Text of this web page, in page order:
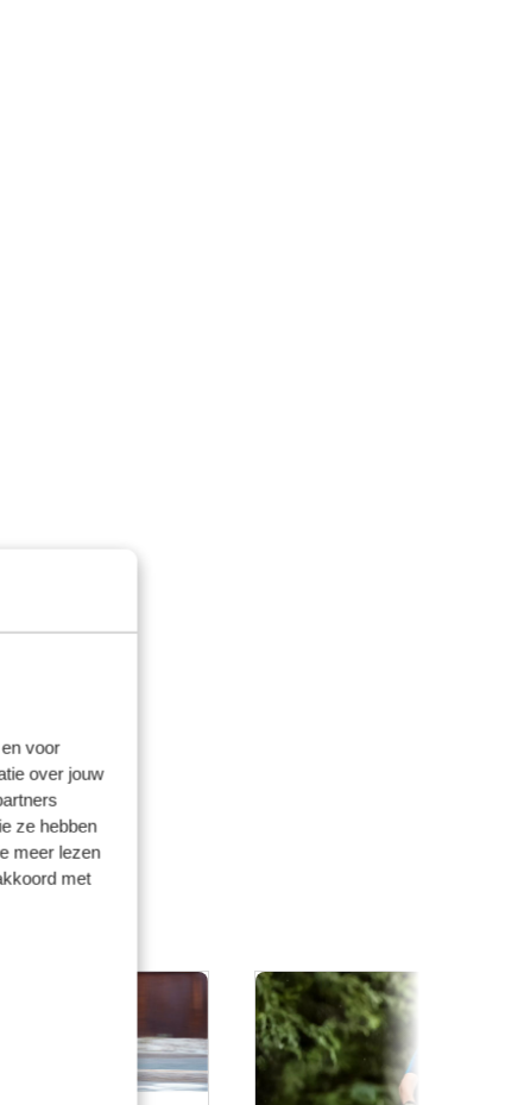
voor
over jouw
ze hebben
meer lezen
met